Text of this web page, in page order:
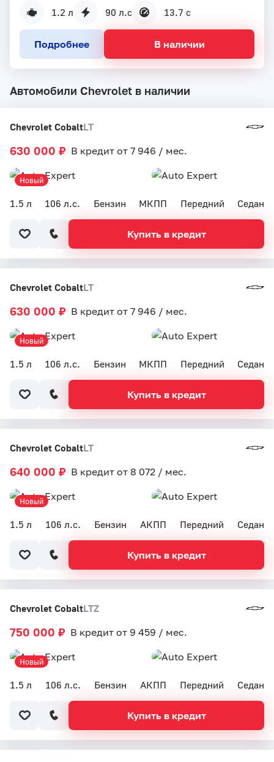
1.2 л 90 л.с 13.7 с
Подробнее В наличии
Автомобили Chevrolet в наличии
Chevrolet CobaltLT
1.5 л 106 л.с. Бензин МКПП Передний Седан
630 000 ₽ В кредит от 7 946 / мес.
Новый
Купить в кредит
Chevrolet CobaltLT
1.5 л 106 л.с. Бензин МКПП Передний Седан
630 000 ₽ В кредит от 7 946 / мес.
Новый
Купить в кредит
Chevrolet CobaltLT
1.5 л 106 л.с. Бензин АКПП Передний Седан
640 000 ₽ В кредит от 8 072 / мес.
Новый
Купить в кредит
Chevrolet CobaltLTZ
1.5 л 106 л.с. Бензин АКПП Передний Седан
750 000 ₽ В кредит от 9 459 / мес.
Новый
Купить в кредит